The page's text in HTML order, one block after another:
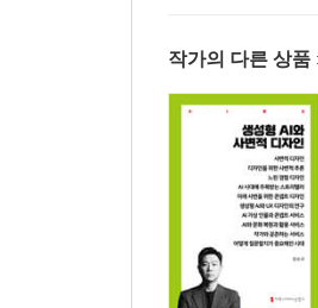
작가의 다른 상품